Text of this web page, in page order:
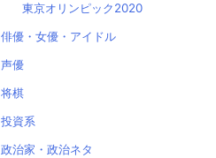
東京オリンピック2020
俳優・女優・アイドル
声優
将棋
投資系
政治家・政治ネタ